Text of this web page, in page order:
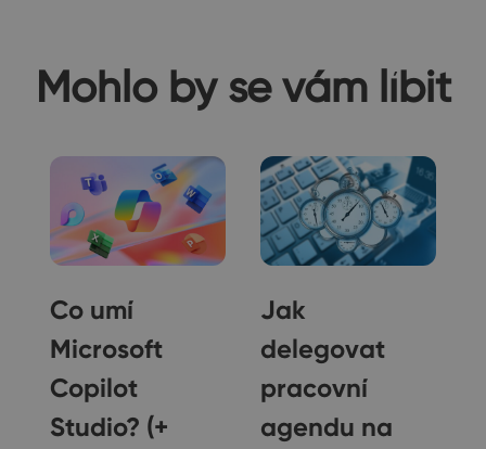
Mohlo by se vám líbit
Co umí
Microsoft
Copilot
Studio? (+
Jak
delegovat
pracovní
agendu na